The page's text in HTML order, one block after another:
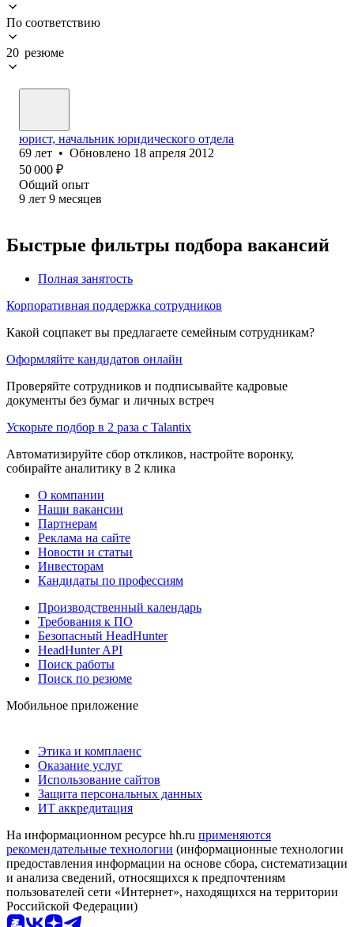
По соответствию
20 резюме
юрист, начальник юридического отдела
69 лет • Обновлено 18 апреля 2012
50 000 ₽
Общий опыт
9 лет 9 месяцев
Быстрые фильтры подбора вакансий
Полная занятость
Корпоративная поддержка сотрудников
Какой соцпакет вы предлагаете семейным сотрудникам?
Оформляйте кандидатов онлайн
Проверяйте сотрудников и подписывайте кадровые
документы без бумаг и личных встреч
Ускорьте подбор в 2 раза с Talantix
Автоматизируйте сбор откликов, настройте воронку,
собирайте аналитику в 2 клика
О компании
Наши вакансии
Партнерам
Реклама на сайте
Новости и статьи
Инвесторам
Кандидаты по профессиям
Производственный календарь
Требования к ПО
Безопасный HeadHunter
HeadHunter API
Поиск работы
Поиск по резюме
Мобильное приложение
Этика и комплаенс
Оказание услуг
Использование сайтов
Защита персональных данных
ИТ аккредитация
На информационном ресурсе hh.ru применяются
рекомендательные технологии (информационные технологии
предоставления информации на основе сбора, систематизации
и анализа сведений, относящихся к предпочтениям
пользователей сети «Интернет», находящихся на территории
Российской Федерации)